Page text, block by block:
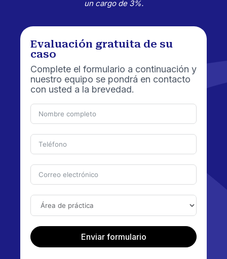
un cargo de 3%.
Evaluación gratuita de su
caso
Complete el formulario a continuación y
nuestro equipo se pondrá en contacto
con usted a la brevedad.
Enviar formulario